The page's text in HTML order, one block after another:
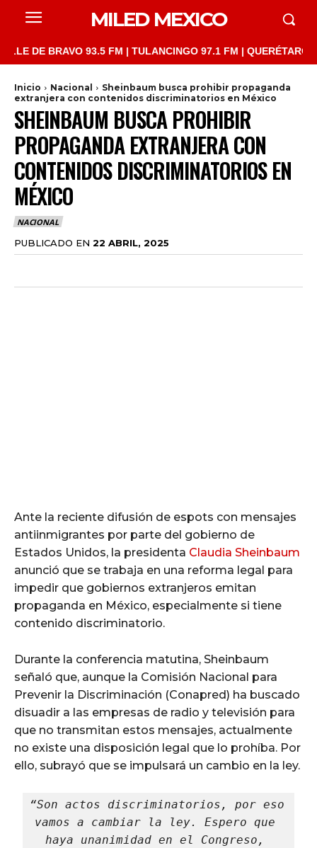
MILED MEXICO
BRAVO 93.5 FM | TULANCINGO 97.1 FM | QUERÉTARO
Inicio Nacional
Sheinbaum busca prohibir propaganda
extranjera con contenidos discriminatorios en México
SHEINBAUM BUSCA PROHIBIR
PROPAGANDA EXTRANJERA CON
CONTENIDOS DISCRIMINATORIOS EN
MÉXICO
NACIONAL
PUBLICADO EN 22 ABRIL, 2025
Ante la reciente difusión de espots con mensajes
antiinmigrantes por parte del gobierno de
Estados Unidos, la presidenta Claudia Sheinbaum
anunció que se trabaja en una reforma legal para
impedir que gobiernos extranjeros emitan
propaganda en México, especialmente si tiene
contenido discriminatorio.
Durante la conferencia matutina, Sheinbaum
señaló que, aunque la Comisión Nacional para
Prevenir la Discriminación (Conapred) ha buscado
disuadir a las empresas de radio y televisión para
que no transmitan estos mensajes, actualmente
no existe una disposición legal que lo prohíba. Por
ello, subrayó que se impulsará un cambio en la ley.
“Son actos discriminatorios, por eso
vamos a cambiar la ley. Espero que
haya unanimidad en el Congreso,